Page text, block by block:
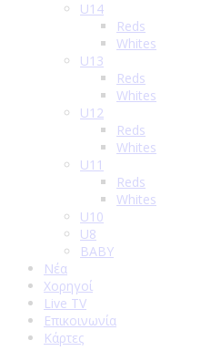
U14
Reds
Whites
U13
Reds
Whites
U12
Reds
Whites
U11
Reds
Whites
U10
U8
BABY
Νέα
Χορηγοί
Live TV
Επικοινωνία
Κάρτες